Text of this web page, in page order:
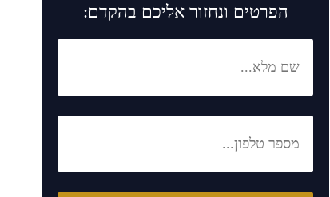
הפרטים ונחזור אליכם בהקדם: